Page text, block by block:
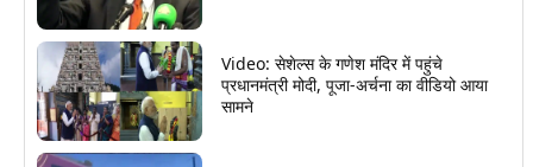
Video: सेशेल्स के गणेश मंदिर में पहुंचे
प्रधानमंत्री मोदी, पूजा-अर्चना का वीडियो आया
सामने